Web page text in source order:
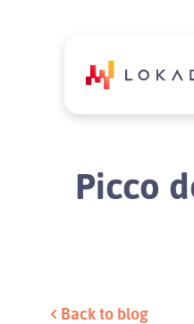
Picco
Back to blog